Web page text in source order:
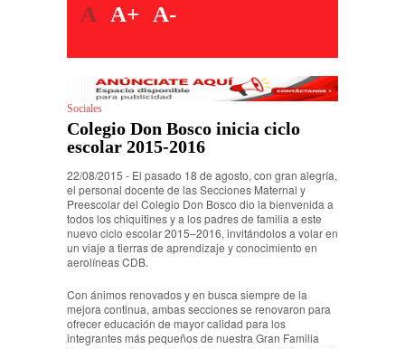
A A+ A-
Sociales
Colegio Don Bosco inicia ciclo
escolar 2015-2016
22/08/2015 - El pasado 18 de agosto, con gran alegría,
el personal docente de las Secciones Maternal y
Preescolar del Colegio Don Bosco dio la bienvenida a
todos los chiquitines y a los padres de familia a este
nuevo ciclo escolar 2015–2016, invitándolos a volar en
un viaje a tierras de aprendizaje y conocimiento en
aerolíneas CDB.
Con ánimos renovados y en busca siempre de la
mejora continua, ambas secciones se renovaron para
ofrecer educación de mayor calidad para los
integrantes más pequeños de nuestra Gran Familia